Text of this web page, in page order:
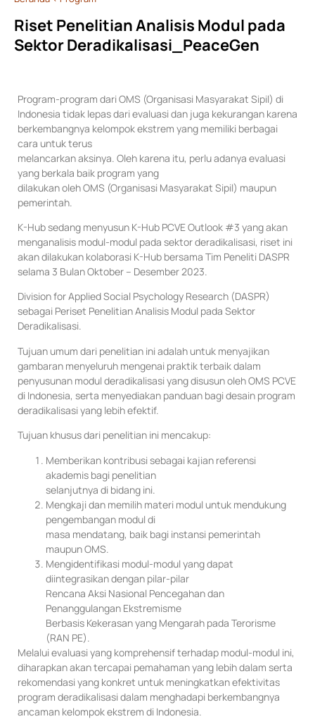
Riset Penelitian Analisis Modul pada
Sektor Deradikalisasi_PeaceGen
Program-program dari OMS (Organisasi Masyarakat Sipil) di
Indonesia tidak lepas dari evaluasi dan juga kekurangan karena
berkembangnya kelompok ekstrem yang memiliki berbagai
cara untuk terus
melancarkan aksinya. Oleh karena itu, perlu adanya evaluasi
yang berkala baik program yang
dilakukan oleh OMS (Organisasi Masyarakat Sipil) maupun
pemerintah.
K-Hub sedang menyusun K-Hub PCVE Outlook #3 yang akan
menganalisis modul-modul pada sektor deradikalisasi, riset ini
akan dilakukan kolaborasi K-Hub bersama Tim Peneliti DASPR
selama 3 Bulan Oktober – Desember 2023.
Division for Applied Social Psychology Research (DASPR)
sebagai Periset Penelitian Analisis Modul pada Sektor
Deradikalisasi.
Tujuan umum dari penelitian ini adalah untuk menyajikan
gambaran menyeluruh mengenai praktik terbaik dalam
penyusunan modul deradikalisasi yang disusun oleh OMS PCVE
di Indonesia, serta menyediakan panduan bagi desain program
deradikalisasi yang lebih efektif.
Tujuan khusus dari penelitian ini mencakup:
Memberikan kontribusi sebagai kajian referensi
akademis bagi penelitian
selanjutnya di bidang ini.
Mengkaji dan memilih materi modul untuk mendukung
pengembangan modul di
masa mendatang, baik bagi instansi pemerintah
maupun OMS.
Mengidentifikasi modul-modul yang dapat
diintegrasikan dengan pilar-pilar
Rencana Aksi Nasional Pencegahan dan
Penanggulangan Ekstremisme
Berbasis Kekerasan yang Mengarah pada Terorisme
(RAN PE).
Melalui evaluasi yang komprehensif terhadap modul-modul ini,
diharapkan akan tercapai pemahaman yang lebih dalam serta
rekomendasi yang konkret untuk meningkatkan efektivitas
program deradikalisasi dalam menghadapi berkembangnya
ancaman kelompok ekstrem di Indonesia.